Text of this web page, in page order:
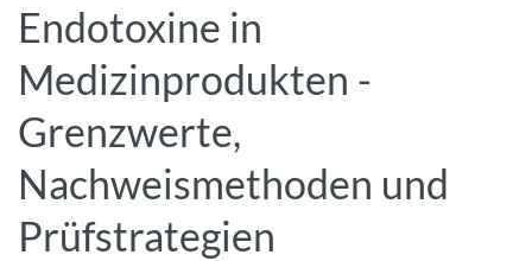
Endotoxine in
Medizinprodukten -
Grenzwerte,
Nachweismethoden und
Prüfstrategien